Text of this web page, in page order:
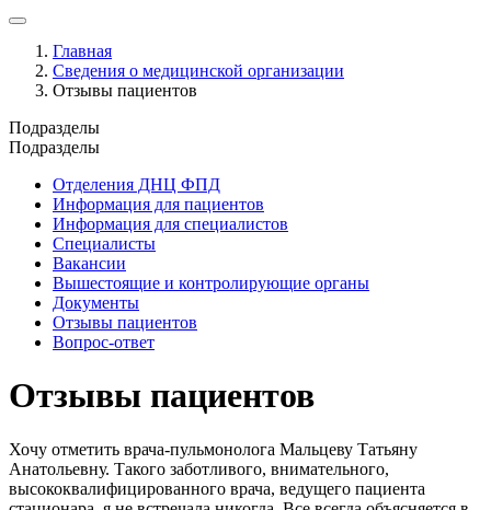
Главная
Сведения о медицинской организации
Отзывы пациентов
Подразделы
Подразделы
Отделения ДНЦ ФПД
Информация для пациентов
Информация для специалистов
Специалисты
Вакансии
Вышестоящие и контролирующие органы
Документы
Отзывы пациентов
Вопрос-ответ
Отзывы пациентов
Хочу отметить врача-пульмонолога Мальцеву Татьяну
Анатольевну. Такого заботливого, внимательного,
высококвалифицированного врача, ведущего пациента